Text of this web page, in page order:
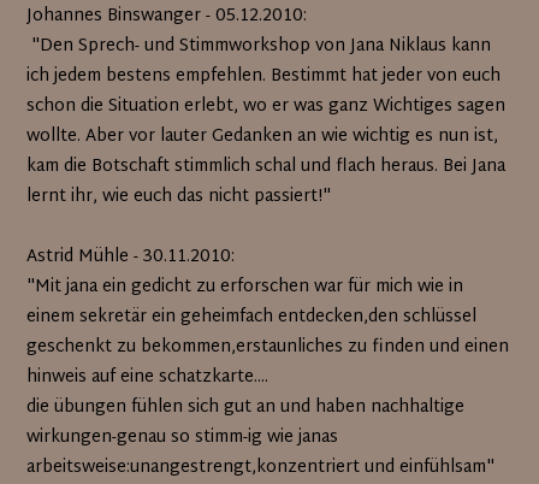
Johannes Binswanger - 05.12.2010:
"Den Sprech- und Stimmworkshop von Jana Niklaus kann
ich jedem bestens empfehlen. Bestimmt hat jeder von euch
schon die Situation erlebt, wo er was ganz Wichtiges sagen
wollte. Aber vor lauter Gedanken an wie wichtig es nun ist,
kam die Botschaft stimmlich schal und flach heraus. Bei Jana
lernt ihr, wie euch das nicht passiert!"
Astrid Mühle - 30.11.2010:
"Mit jana ein gedicht zu erforschen war für mich wie in
einem sekretär ein geheimfach entdecken,den schlüssel
geschenkt zu bekommen,erstaunliches zu finden und einen
hinweis auf eine schatzkarte....
die übungen fühlen sich gut an und haben nachhaltige
wirkungen-genau so stimm-ig wie janas
arbeitsweise:unangestrengt,konzentriert und einfühlsam"